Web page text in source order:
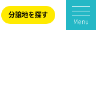
分譲地を探す
Menu